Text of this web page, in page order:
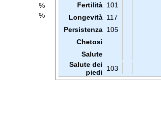
%
%
Fertilità 101
Longevità 117
Persistenza 105
Chetosi
Salute
Salute dei
piedi
103